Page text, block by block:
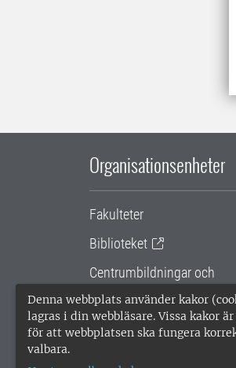
Denna webbplats använder kakor
lagras i din webbläsare. Vissa kakor
för att webbplatsen ska fungera
valbara.
Organisationsenheter
Fakulteter
Biblioteket
Centrumbildningar och
samarbetsprojekt
Gemensamma